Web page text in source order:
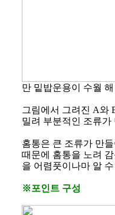
만 밑밥운용이 수월
그림에서 그려진 A와
밀려 부분적인 조류
홈통은 큰 조류가 만
때문에 홈통을 노려
을 어렴풋이나마 알
※포인트 구성